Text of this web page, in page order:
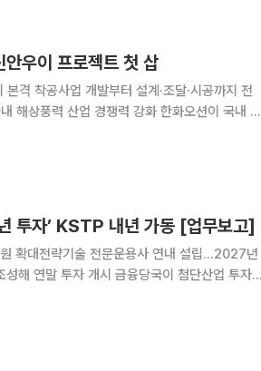
우이 프로젝트 첫 삽
격 착공사업 개발부터 설계·조달·시공까지 전
업 경쟁력 강화 한화오션이 국내 대
투자’ KSTP 내년 가동 [업무보고]
확대전략기술 전문운용사 연내 설립…2027년
금융당국이 첨단산업 투자
까지 이어지는 자금 공급 기반